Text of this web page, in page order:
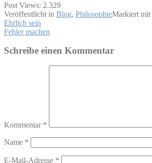
Post Views: 2.329
Veröffentlicht in Blog, PhilosophieMarkiert mit
Beitragsnavigation
Ehrlich sein
Fehler machen
Schreibe einen Kommentar
Kommentar *
Name *
E-Mail-Adresse *